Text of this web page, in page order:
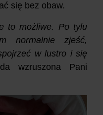
się bez obaw.
to możliwe. Po tylu
normalnie zjeść,
w lustro i się
wzruszona Pani